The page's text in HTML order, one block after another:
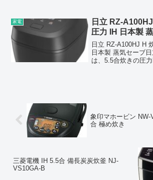
進化し、煮物・カレ
家電
日立 RZ-
圧力 IH 日本製
日立 RZ-A100HJ H
日本製 蒸気セーブ日
は、5.5合炊きの圧
象印マホービン
合 極め炊き
三菱電機 IH 5.5合 備長炭炭炊釜 NJ-
VS10GA-B